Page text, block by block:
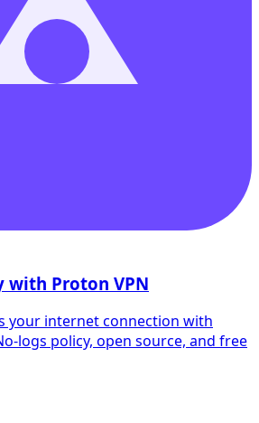
with Proton VPN
your internet connection with
logs policy, open source, and free